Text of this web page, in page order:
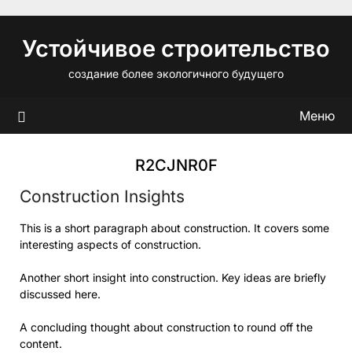
содержимому
Устойчивое строительство
создание более экологичного будущего
Меню
R2CJNR0F
Construction Insights
This is a short paragraph about construction. It covers some
interesting aspects of construction.
Another short insight into construction. Key ideas are briefly
discussed here.
A concluding thought about construction to round off the
content.